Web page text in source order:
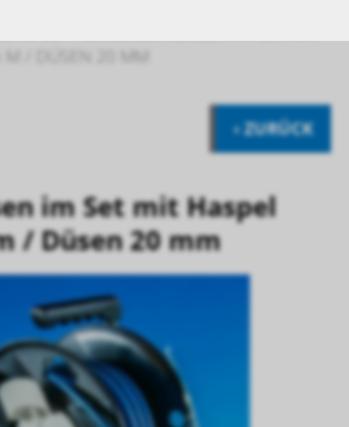
M / DÜSEN 20 MM
‹ ZURÜCK
im Set mit Haspel
/ Düsen 20 mm